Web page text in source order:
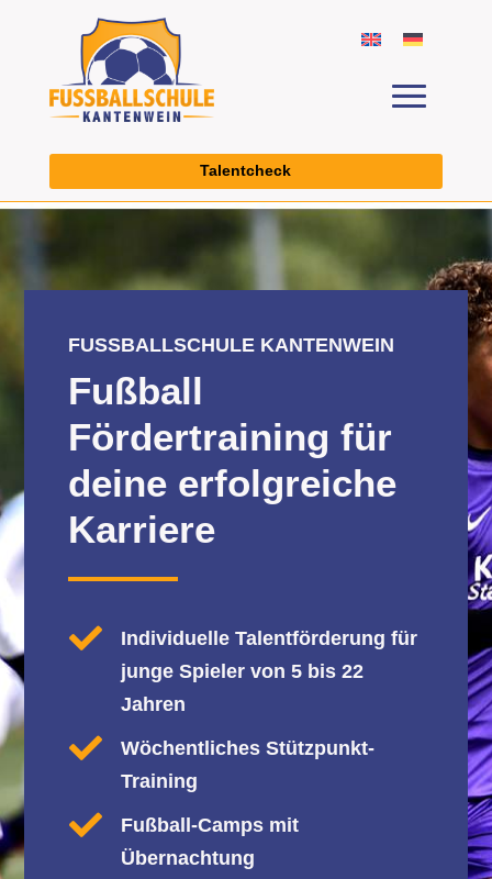
Talentcheck
FUSSBALLSCHULE KANTENWEIN
Fußball
Fördertraining für
deine erfolgreiche
Karriere

Individuelle Talentförderung für
junge Spieler von 5 bis 22
Jahren

Wöchentliches Stützpunkt-
Training

Fußball-Camps mit
Übernachtung